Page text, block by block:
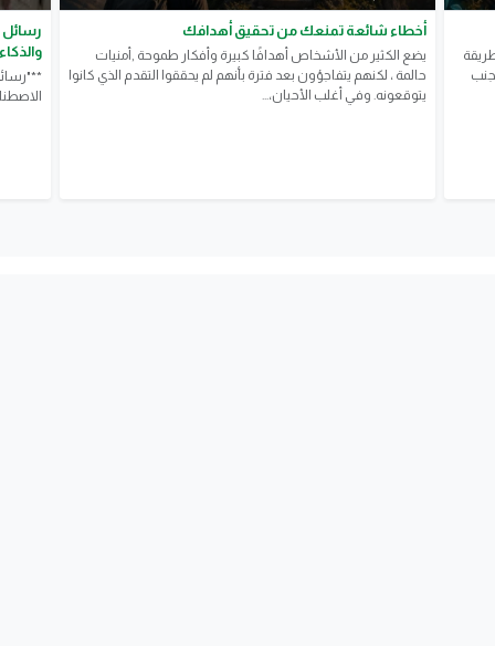
أخطاء شائعة تمنعك من تحقيق أهدافك
يضع الكثير من الأشخاص أهدافًا كبيرة وأفكار طموحة ,أمنيات
حالمة ، لكنهم يتفاجؤون بعد فترة بأنهم لم يحققوا التقدم الذي كانوا
يتوقعونه. وفي أغلب الأحيان،...
رسائل